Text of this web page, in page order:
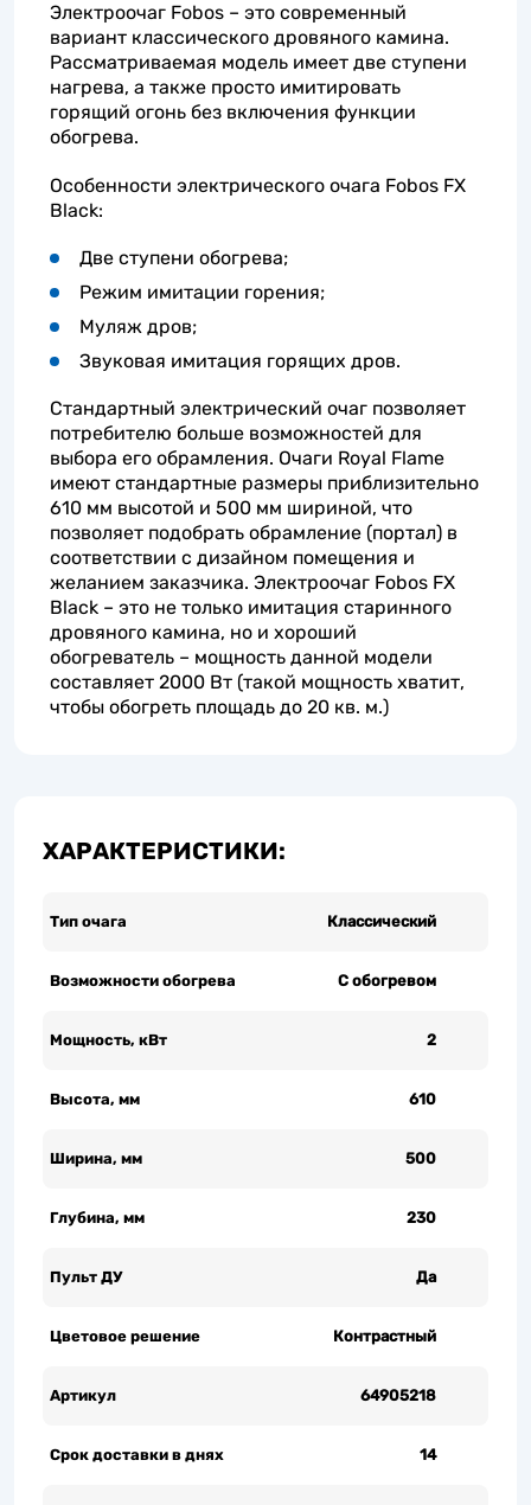
Электроочаг Fobos – это современный
вариант классического дровяного камина.
Рассматриваемая модель имеет две ступени
нагрева, а также просто имитировать
горящий огонь без включения функции
обогрева.
Особенности электрического очага Fobos FX
Black:
Две ступени обогрева;
Режим имитации горения;
Муляж дров;
Звуковая имитация горящих дров.
Стандартный электрический очаг позволяет
потребителю больше возможностей для
выбора его обрамления. Очаги Royal Flame
имеют стандартные размеры приблизительно
610 мм высотой и 500 мм шириной, что
позволяет подобрать обрамление (портал) в
соответствии с дизайном помещения и
желанием заказчика. Электроочаг Fobos FX
Black – это не только имитация старинного
дровяного камина, но и хороший
обогреватель – мощность данной модели
составляет 2000 Вт (такой мощность хватит,
чтобы обогреть площадь до 20 кв. м.)
ХАРАКТЕРИСТИКИ:
Тип очага Классический
Возможности обогрева С обогревом
Мощность, кВт 2
Высота, мм 610
Ширина, мм 500
Глубина, мм 230
Пульт ДУ Да
Цветовое решение Контрастный
Артикул 64905218
Срок доставки в днях 14